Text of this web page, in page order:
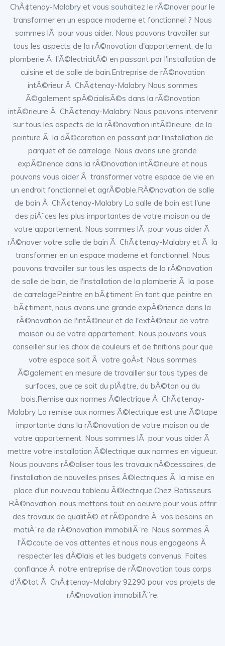
ChÃ¢tenay-Malabry et vous souhaitez le rÃ©nover pour le
transformer en un espace moderne et fonctionnel ? Nous
sommes lÃ pour vous aider. Nous pouvons travailler sur
tous les aspects de la rÃ©novation d'appartement, de la
plomberie Ã l'Ã©lectricitÃ© en passant par l'installation de
cuisine et de salle de bain.Entreprise de rÃ©novation
intÃ©rieur Ã ChÃ¢tenay-Malabry Nous sommes
Ã©galement spÃ©cialisÃ©s dans la rÃ©novation
intÃ©rieure Ã ChÃ¢tenay-Malabry. Nous pouvons intervenir
sur tous les aspects de la rÃ©novation intÃ©rieure, de la
peinture Ã la dÃ©coration en passant par l'installation de
parquet et de carrelage. Nous avons une grande
expÃ©rience dans la rÃ©novation intÃ©rieure et nous
pouvons vous aider Ã transformer votre espace de vie en
un endroit fonctionnel et agrÃ©able.RÃ©novation de salle
de bain Ã ChÃ¢tenay-Malabry La salle de bain est l'une
des piÃ¨ces les plus importantes de votre maison ou de
votre appartement. Nous sommes lÃ pour vous aider Ã
rÃ©nover votre salle de bain Ã ChÃ¢tenay-Malabry et Ã la
transformer en un espace moderne et fonctionnel. Nous
pouvons travailler sur tous les aspects de la rÃ©novation
de salle de bain, de l'installation de la plomberie Ã la pose
de carrelagePeintre en bÃ¢timent En tant que peintre en
bÃ¢timent, nous avons une grande expÃ©rience dans la
rÃ©novation de l'intÃ©rieur et de l'extÃ©rieur de votre
maison ou de votre appartement. Nous pouvons vous
conseiller sur les choix de couleurs et de finitions pour que
votre espace soit Ã votre goÃ»t. Nous sommes
Ã©galement en mesure de travailler sur tous types de
surfaces, que ce soit du plÃ¢tre, du bÃ©ton ou du
bois.Remise aux normes Ã©lectrique Ã ChÃ¢tenay-
Malabry La remise aux normes Ã©lectrique est une Ã©tape
importante dans la rÃ©novation de votre maison ou de
votre appartement. Nous sommes lÃ pour vous aider Ã
mettre votre installation Ã©lectrique aux normes en vigueur.
Nous pouvons rÃ©aliser tous les travaux nÃ©cessaires, de
l'installation de nouvelles prises Ã©lectriques Ã la mise en
place d'un nouveau tableau Ã©lectrique.Chez Batisseurs
RÃ©novation, nous mettons tout en oeuvre pour vous offrir
des travaux de qualitÃ© et rÃ©pondre Ã vos besoins en
matiÃ¨re de rÃ©novation immobiliÃ¨re. Nous sommes Ã
l'Ã©coute de vos attentes et nous nous engageons Ã
respecter les dÃ©lais et les budgets convenus. Faites
confiance Ã notre entreprise de rÃ©novation tous corps
d'Ã©tat Ã ChÃ¢tenay-Malabry 92290 pour vos projets de
rÃ©novation immobiliÃ¨re.